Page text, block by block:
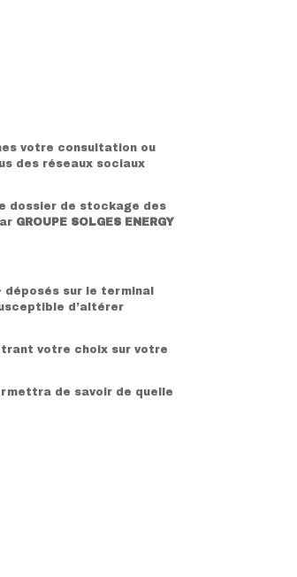
votre consultation ou
des réseaux sociaux
dossier de stockage des
GROUPE SOLGES ENERGY
sur le terminal
d’altérer
votre choix sur votre
de savoir de quelle